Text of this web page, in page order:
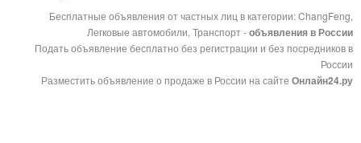
Бесплатные объявления от частных лиц в категории: ChangFeng,
Легковые автомобили, Транспорт -объявления в России
Подать объявление бесплатно без регистрации и без посредников в
России
Разместить объявление о продаже в России на сайте Онлайн24.ру